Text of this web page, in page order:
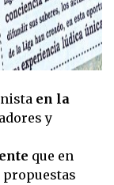
en la
y
que en
propuestas